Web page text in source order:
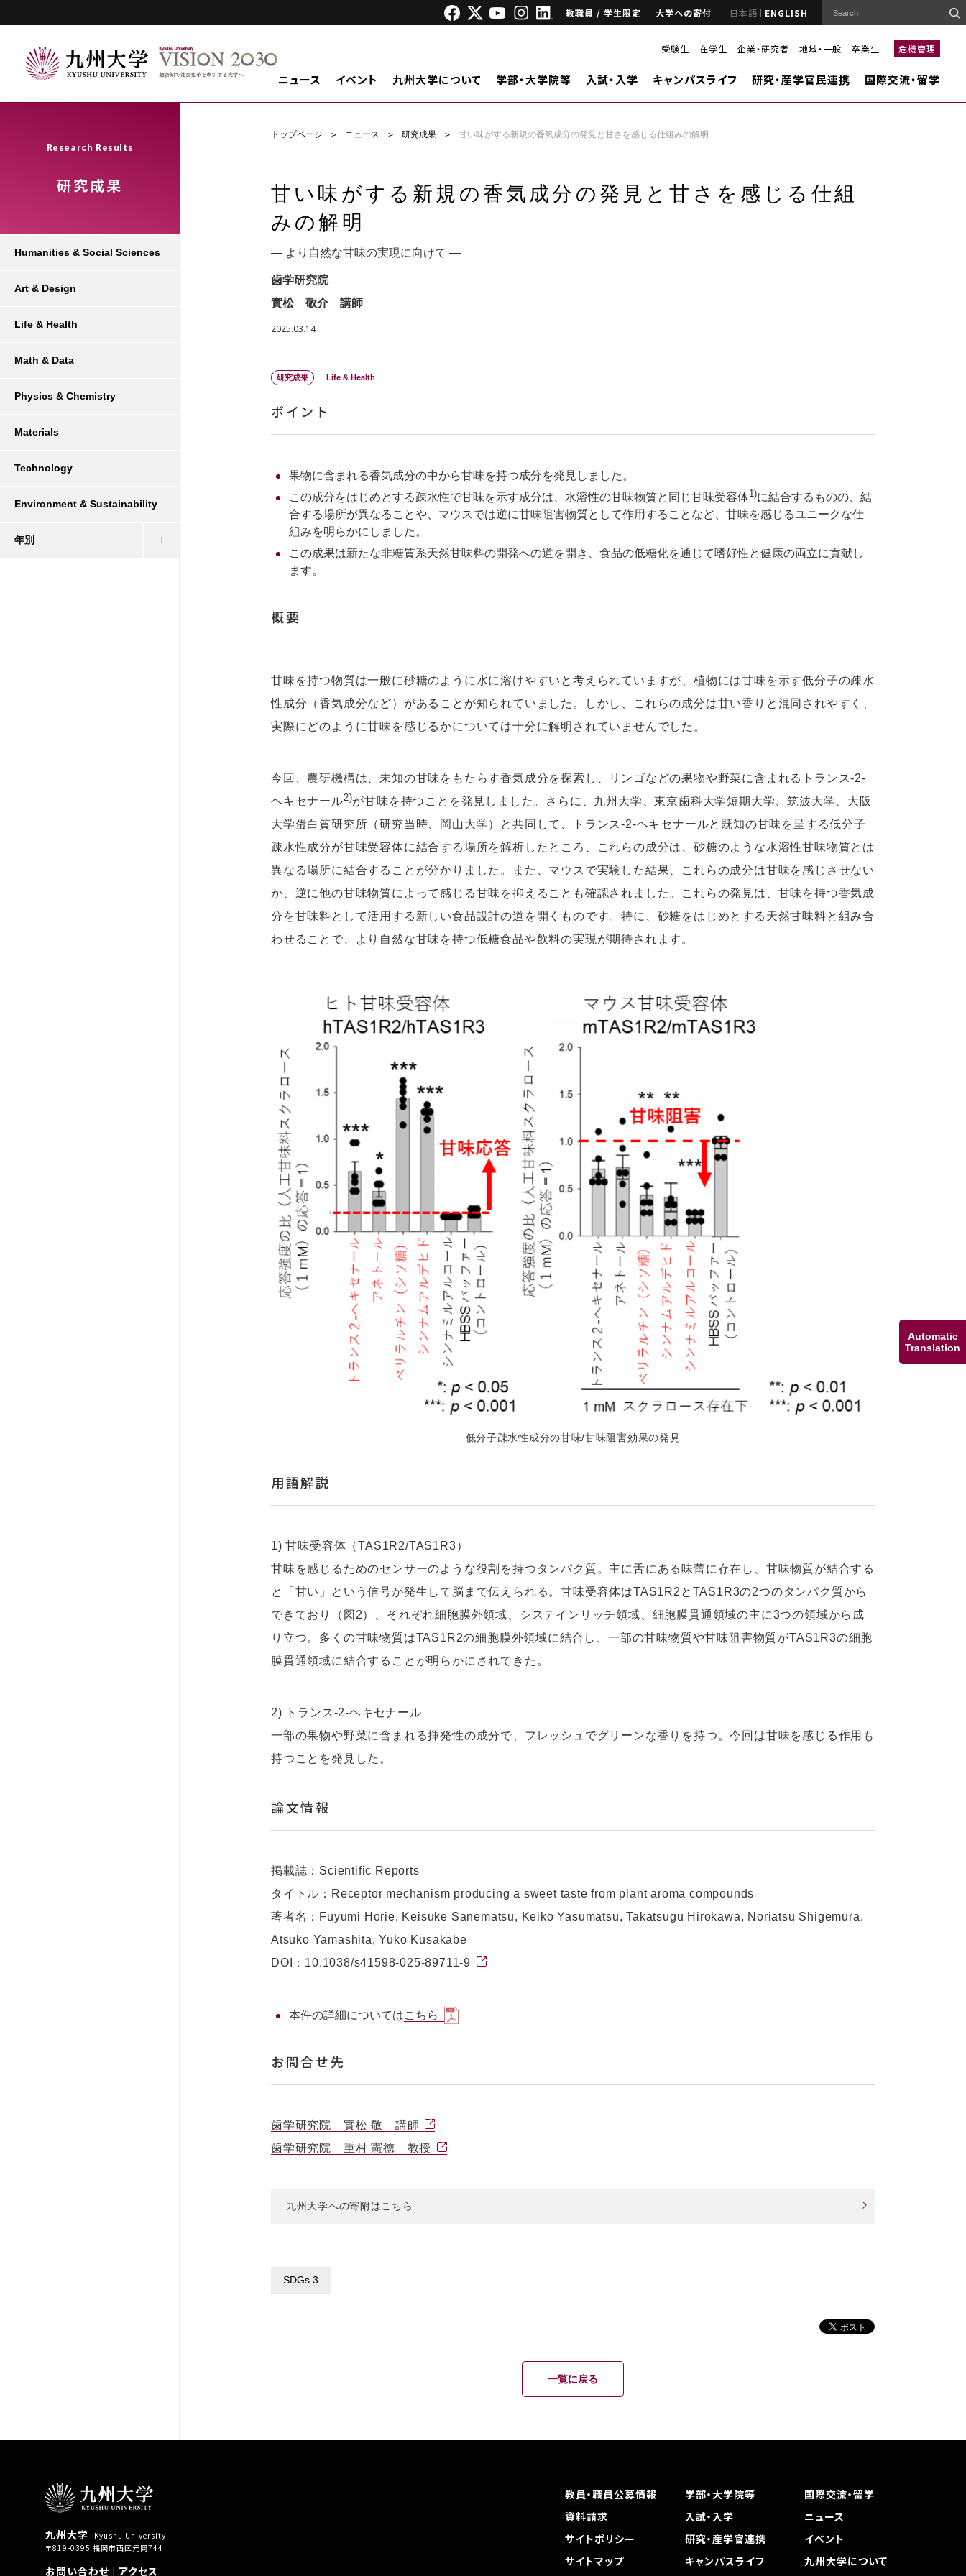
Automatic
Translation
教職員 / 学生限定 大学への寄付 日本語 ENGLISH
受験生 在学生 企業・研究者 地域・一般 卒業生 危機管理
ニュース イベント 九州大学について 学部・大学院等 入試・入学 キャンパスライフ 研究・産学官民連携 国際交流・留学
Research Results
研究成果
トップページ ニュース 研究成果 甘い味がする新規の香気成分の発見と甘さを感じる仕組みの解明
甘い味がする新規の香気成分の発見と甘さを感じる仕組
みの解明
― より自然な甘味の実現に向けて ―
歯学研究院
實松 敬介 講師
2025.03.14
研究成果 Life & Health
ポイント
果物に含まれる香気成分の中から甘味を持つ成分を発見しました。
この成分をはじめとする疎水性で甘味を示す成分は、水溶性の甘味物質と同じ甘味受容体1)に結合するものの、結
合する場所が異なることや、マウスでは逆に甘味阻害物質として作用することなど、甘味を感じるユニークな仕
組みを明らかにしました。
この成果は新たな非糖質系天然甘味料の開発への道を開き、食品の低糖化を通じて嗜好性と健康の両立に貢献し
ます。
概要
甘味を持つ物質は一般に砂糖のように水に溶けやすいと考えられていますが、植物には甘味を示す低分子の疎水
性成分（香気成分など）があることが知られていました。しかし、これらの成分は甘い香りと混同されやすく、
実際にどのように甘味を感じるかについては十分に解明されていませんでした。
今回、農研機構は、未知の甘味をもたらす香気成分を探索し、リンゴなどの果物や野菜に含まれるトランス-2-
ヘキセナール2)が甘味を持つことを発見しました。さらに、九州大学、東京歯科大学短期大学、筑波大学、大阪
大学蛋白質研究所（研究当時、岡山大学）と共同して、トランス-2-ヘキセナールと既知の甘味を呈する低分子
疎水性成分が甘味受容体に結合する場所を解析したところ、これらの成分は、砂糖のような水溶性甘味物質とは
異なる場所に結合することが分かりました。また、マウスで実験した結果、これらの成分は甘味を感じさせない
か、逆に他の甘味物質によって感じる甘味を抑えることも確認されました。これらの発見は、甘味を持つ香気成
分を甘味料として活用する新しい食品設計の道を開くものです。特に、砂糖をはじめとする天然甘味料と組み合
わせることで、より自然な甘味を持つ低糖食品や飲料の実現が期待されます。
低分子疎水性成分の甘味/甘味阻害効果の発見
用語解説
1) 甘味受容体（TAS1R2/TAS1R3）
甘味を感じるためのセンサーのような役割を持つタンパク質。主に舌にある味蕾に存在し、甘味物質が結合する
と「甘い」という信号が発生して脳まで伝えられる。甘味受容体はTAS1R2とTAS1R3の2つのタンパク質から
できており（図2）、それぞれ細胞膜外領域、システインリッチ領域、細胞膜貫通領域の主に3つの領域から成
り立つ。多くの甘味物質はTAS1R2の細胞膜外領域に結合し、一部の甘味物質や甘味阻害物質がTAS1R3の細胞
膜貫通領域に結合することが明らかにされてきた。
2) トランス-2-ヘキセナール
一部の果物や野菜に含まれる揮発性の成分で、フレッシュでグリーンな香りを持つ。今回は甘味を感じる作用も
持つことを発見した。
論文情報
掲載誌：Scientific Reports
タイトル：Receptor mechanism producing a sweet taste from plant aroma compounds
著者名：Fuyumi Horie, Keisuke Sanematsu, Keiko Yasumatsu, Takatsugu Hirokawa, Noriatsu Shigemura,
Atsuko Yamashita, Yuko Kusakabe
DOI： 10.1038/s41598-025-89711-9
本件の詳細についてはこちら
お問合せ先
歯学研究院 實松 敬 講師
歯学研究院 重村 憲徳 教授
九州大学への寄附はこちら
SDGs 3
一覧に戻る
Humanities & Social Sciences
Art & Design
Life & Health
Math & Data
Physics & Chemistry
Materials
Technology
Environment & Sustainability
年別
九州大学
Kyushu University
〒819-0395 福岡市西区元岡744
お問い合わせ |アクセス
教員・職員公募情報 学部・大学院等
国際交流・留学
資料請求
入試・入学
ニュース
サイトポリシー
研究・産学官連携
イベント
サイトマップ
キャンパスライフ 九州大学について